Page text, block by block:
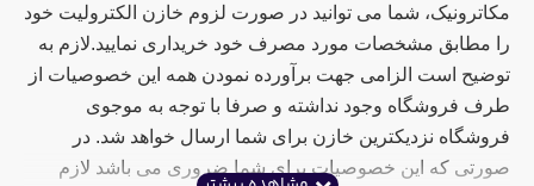
مکاترونیک، شما می توانید در صورت لزوم خازن الکترولیت خود
را مطابق مشخصات مورد مصرف خود خریداری نمایید.لازم به
توضیح است الزامی جهت برآورده نمودن همه این خصوصیات از
طرف فروشگاه وجود نداشته و صرفا با توجه به موجوی
فروشگاه نزدیکترین خازن برای شما ارسال خواهد شد. در
صورتی که این خصوصیات برای شما ضروری می باشد لازم